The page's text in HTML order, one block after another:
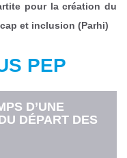
pour la création du
et inclusion (Parhi)
PEP
D’UNE
DÉPART DES